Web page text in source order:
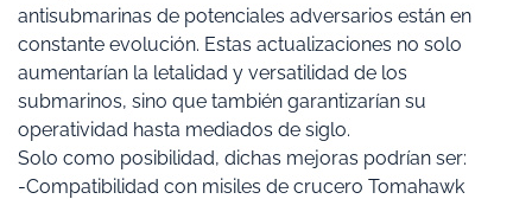
antisubmarinas de potenciales adversarios están en
constante evolución. Estas actualizaciones no solo
aumentarían la letalidad y versatilidad de los
submarinos, sino que también garantizarían su
operatividad hasta mediados de siglo.
Solo como posibilidad, dichas mejoras podrían ser:
-Compatibilidad con misiles de crucero Tomahawk